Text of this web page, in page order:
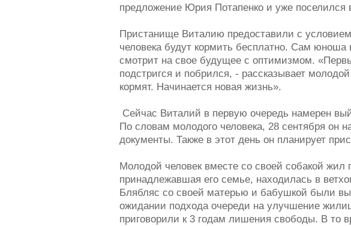
предложение Юрия Потапенко и уже поселился
Пристанище Виталию предоставили с
человека будут кормить бесплатно. Сам
смотрит на свое будущее с оптимизмом.
подстригся и побрился, - рассказывает
кормят. Начинается новая жизнь».
Сейчас Виталий в первую очередь намерен
По словам молодого человека, 28 сентября он
документы. Также в этот день он планирует
Молодой человек вместе со своей собакой жил
принадлежавшая его семье, находилась в
Блябляс со своей матерью и бабушкой были
ожидании подхода очереди на улучшение
приговорили к 3 годам лишения свободы. В то